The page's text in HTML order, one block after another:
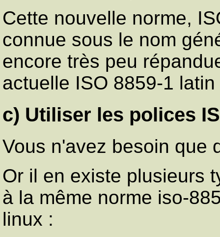
Cette nouvelle norme,
connue sous le nom
encore très peu
actuelle ISO 8859-1 latin
c) Utiliser les polices
Vous n'avez besoin que
Or il en existe plusieurs
à la même norme iso-
linux :